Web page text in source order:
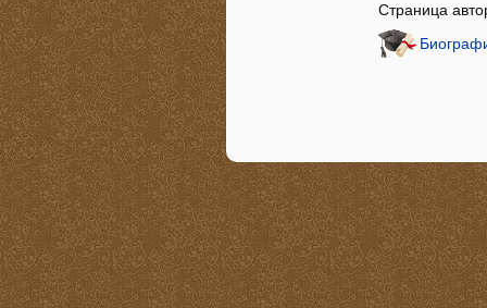
Страница